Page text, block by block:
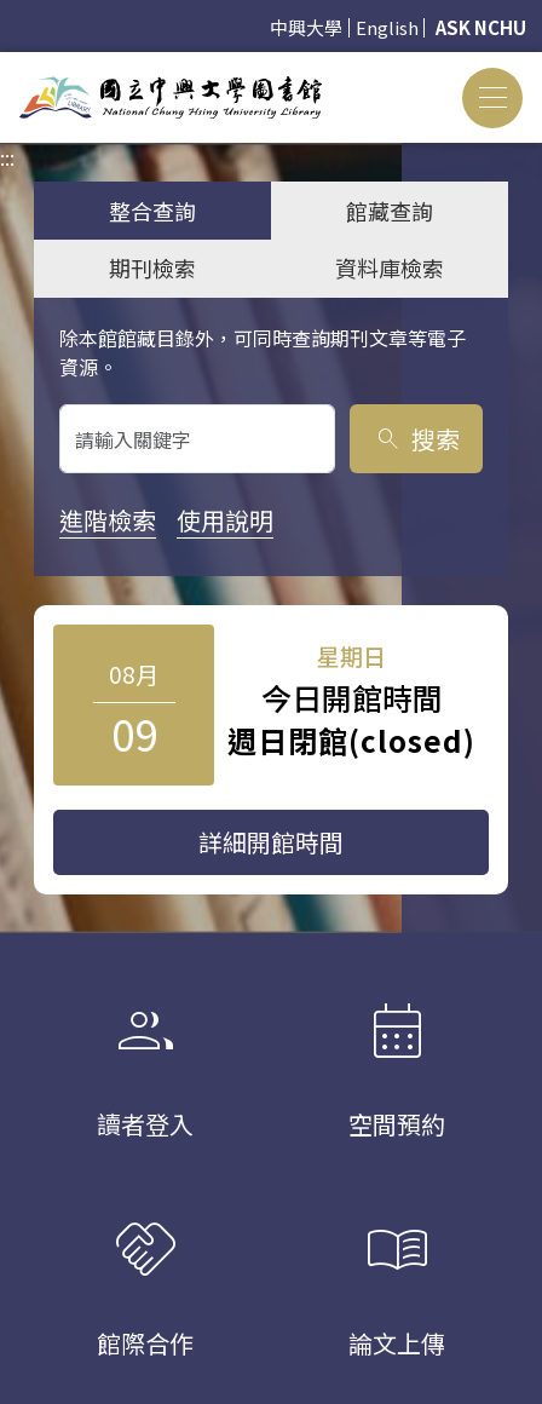
中興大學 English ASK NCHU
:::
整合查詢
館藏查詢
期刊檢索
資料庫檢索
除本館館藏目錄外，可同時查詢期刊文章等電子
資源。
關鍵字搜尋
search 搜索
進階檢索 使用說明
08月
09
星期日
今日開館時間
週日閉館(closed)
詳細開館時間
group
讀者登入
calendar_month
空間預約
handshake
館際合作
menu_book
論文上傳